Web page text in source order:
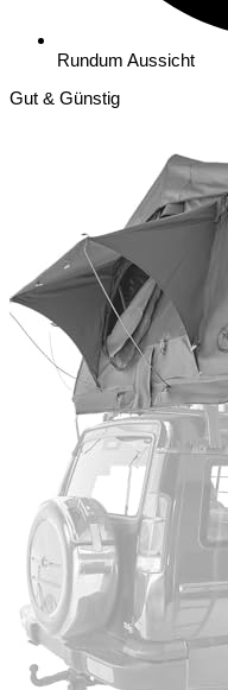
Rundum Aussicht
Gut & Günstig